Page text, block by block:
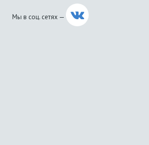
Мы в соц. сетях —